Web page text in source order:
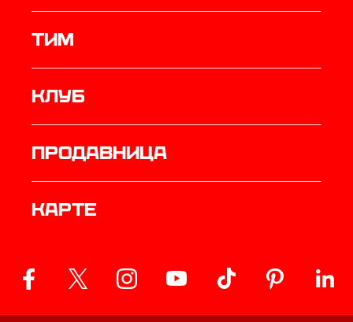
ТИМ
Клуб
продавница
Карте